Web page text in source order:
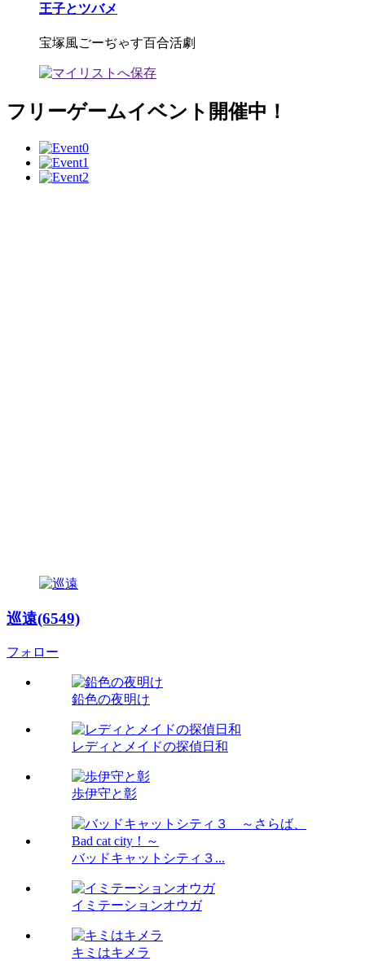
王子とツバメ
宝塚風ごーぢゃす百合活劇
フリーゲームイベント開催中！
巡遠(6549)
フォロー
鉛色の夜明け
レディとメイドの探偵日和
歩伊守と彰
バッドキャットシティ３...
イミテーションオウガ
キミはキメラ